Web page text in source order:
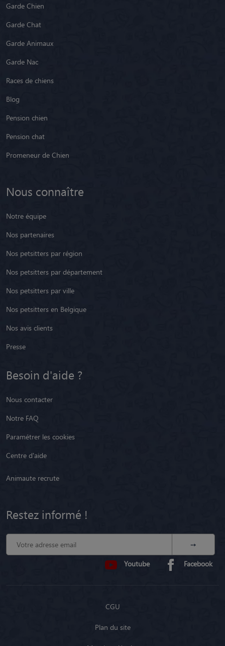
Garde Chien
Garde Chat
Garde Animaux
Garde Nac
Races de chiens
Blog
Pension chien
Pension chat
Promeneur de Chien
Nous connaître
Notre équipe
Nos partenaires
Nos petsitters par région
Nos petsitters par département
Nos petsitters par ville
Nos petsitters en Belgique
Nos avis clients
Presse
Besoin d'aide ?
Nous contacter
Notre FAQ
Paramétrer les cookies
Centre d'aide
Animaute recrute
Restez informé !
Youtube Facebook
CGU
Plan du site